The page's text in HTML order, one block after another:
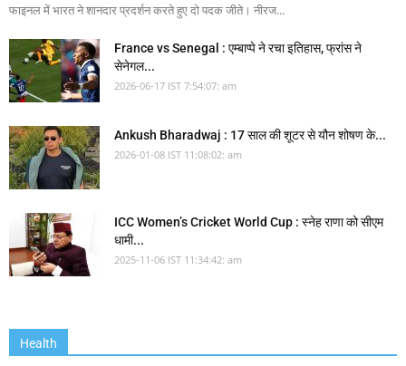
फाइनल में भारत ने शानदार प्रदर्शन करते हुए दो पदक जीते। नीरज...
France vs Senegal : एम्बाप्पे ने रचा इतिहास, फ्रांस ने
सेनेगल...
2026-06-17 IST 7:54:07: am
Ankush Bharadwaj : 17 साल की शूटर से यौन शोषण के...
2026-01-08 IST 11:08:02: am
ICC Women’s Cricket World Cup : स्नेह राणा को सीएम
धामी...
2025-11-06 IST 11:34:42: am
Health